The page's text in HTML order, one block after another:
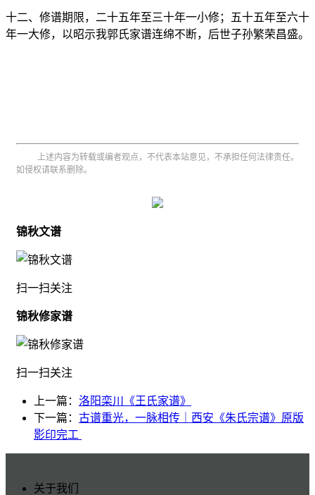
十二、修谱期限，二十五年至三十年一小修；五十五年至六十
年一大修，以昭示我郭氏家谱连绵不断，后世子孙繁荣昌盛。
上述内容为转载或编者观点，不代表本站意见，不承担任何法律责任。
如侵权请联系删除。
锦秋文谱
扫一扫关注
锦秋修家谱
扫一扫关注
上一篇： 洛阳栾川《王氏家谱》
下一篇： 古谱重光，一脉相传｜西安《朱氏宗谱》原版
影印完工
关于我们